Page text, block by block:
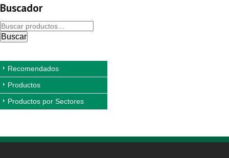
Buscador
Buscar
Recomendados
Productos
Productos por Sectores